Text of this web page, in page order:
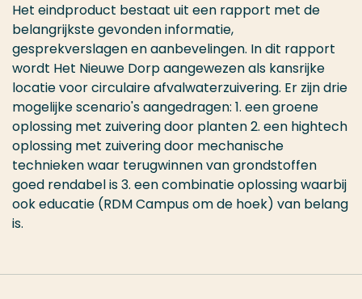
Het eindproduct bestaat uit een rapport met de
belangrijkste gevonden informatie,
gesprekverslagen en aanbevelingen. In dit rapport
wordt Het Nieuwe Dorp aangewezen als kansrijke
locatie voor circulaire afvalwaterzuivering. Er zijn drie
mogelijke scenario's aangedragen: 1. een groene
oplossing met zuivering door planten 2. een hightech
oplossing met zuivering door mechanische
technieken waar terugwinnen van grondstoffen
goed rendabel is 3. een combinatie oplossing waarbij
ook educatie (RDM Campus om de hoek) van belang
is.